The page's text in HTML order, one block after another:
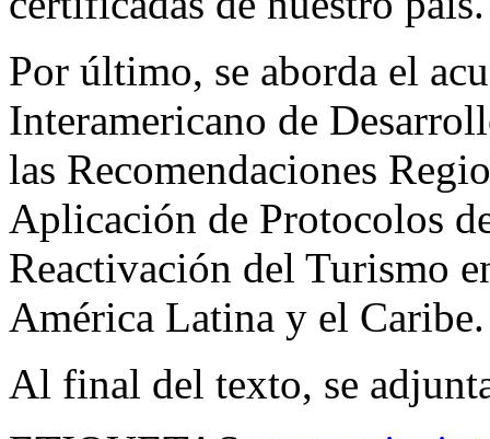
Por último, se aborda el
Interamericano de
las Recomendaciones
Aplicación de Protocolos
Reactivación del Turismo
América Latina y el Caribe.
Al final del texto, se